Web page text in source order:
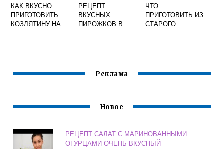
КАК ВКУСНО
ПРИГОТОВИТЬ
КОЗЛЯТИНУ НА
РЕЦЕПТ
ВКУСНЫХ
ПИРОЖКОВ В
ЧТО
ПРИГОТОВИТЬ ИЗ
СТАРОГО
Реклама
Новое
РЕЦЕПТ САЛАТ С МАРИНОВАННЫМИ
ОГУРЦАМИ ОЧЕНЬ ВКУСНЫЙ